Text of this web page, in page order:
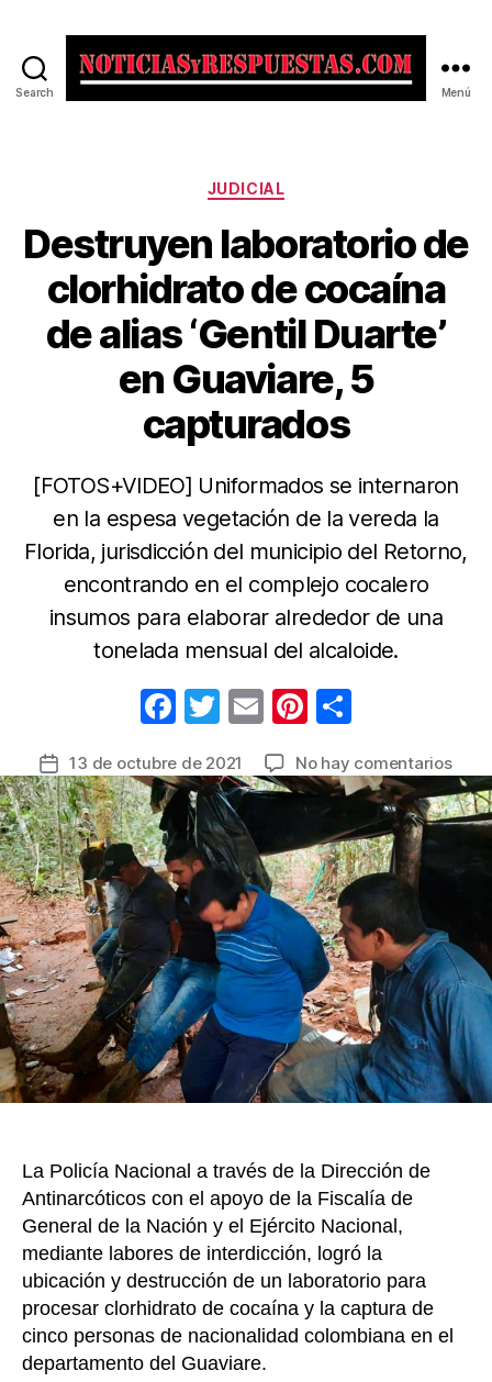
Search Menú
Categorías
JUDICIAL
Destruyen laboratorio de
clorhidrato de cocaína
de alias ‘Gentil Duarte’
en Guaviare, 5
capturados
[FOTOS+VIDEO] Uniformados se internaron
en la espesa vegetación de la vereda la
Florida, jurisdicción del municipio del Retorno,
encontrando en el complejo cocalero
insumos para elaborar alrededor de una
tonelada mensual del alcaloide.
F
c
e
b
o
o
k
T
itt
er
E
ail
Pi
er
e
st
m
p
ar
tir
Fecha
de
la
entrada
13 de octubre de 2021 No hay comentariosen
de
alias
en
5
La Policía Nacional a través de la Dirección de
Antinarcóticos con el apoyo de la Fiscalía de
General de la Nación y el Ejército Nacional,
mediante labores de interdicción, logró la
ubicación y destrucción de un laboratorio para
procesar clorhidrato de cocaína y la captura de
cinco personas de nacionalidad colombiana en el
departamento del Guaviare.